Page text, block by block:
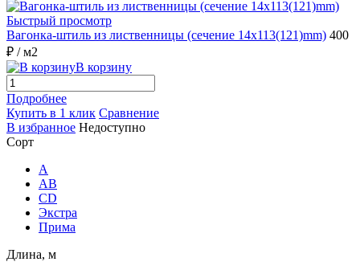
Быстрый просмотр
Вагонка-штиль из лиственницы (сечение 14x113(121)mm) 400
₽ / м2
В корзину
Подробнее
Купить в 1 клик Сравнение
В избранное Недоступно
Сорт
A
AB
CD
Экстра
Прима
Длина, м